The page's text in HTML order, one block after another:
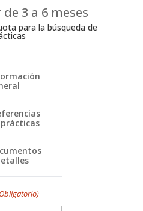
3 a 6 meses
para la búsqueda de